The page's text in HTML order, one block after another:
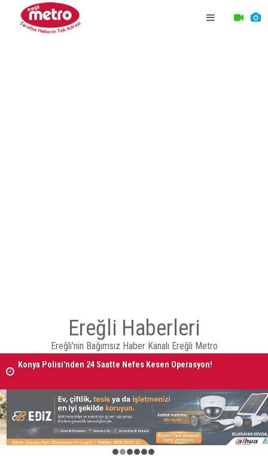
Ereğli Haberleri
Ereğli'nin Bağımsız Haber Kanalı Ereğli Metro
Konya Polisi'nden 24 Saatte Nefes Kesen Operasyon!
AVRUPA BİSİKLET BAŞKENTİ KONYA'DA BİSİKLET FESTİVALİ
2 3 4 5 6